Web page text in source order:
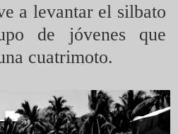
a levantar el silbato
de jóvenes que
cuatrimoto.